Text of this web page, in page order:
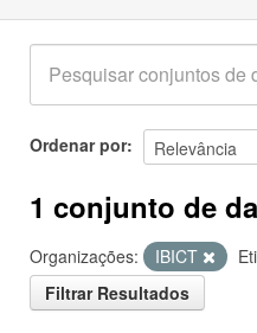
Ordenar por
1 conjunto de
Organizações: IBICT
Filtrar Resultados